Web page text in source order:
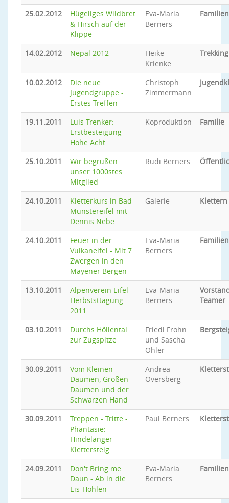
25.02.2012
Hügeliges Wildbret
& Hirsch auf der
Klippe
Eva-Maria
Berners
14.02.2012 Nepal 2012
Heike
Krienke
Trekking
10.02.2012
Die neue
Jugendgruppe -
Erstes Treffen
Christoph
Zimmermann
19.11.2011
Luis Trenker:
Erstbesteigung
Hohe Acht
Koproduktion Familie
25.10.2011
Wir begrüßen
unser 1000stes
Mitglied
Rudi Berners
24.10.2011
Kletterkurs in Bad
Münstereifel mit
Dennis Nebe
Galerie Klettern
24.10.2011
Feuer in der
Vulkaneifel - Mit 7
Zwergen in den
Mayener Bergen
Eva-Maria
Berners
13.10.2011
Alpenverein Eifel -
Herbststtagung
2011
Eva-Maria
Berners
Teamer
03.10.2011
Durchs Höllental
zur Zugspitze
Friedl Frohn
und Sascha
Ohler
30.09.2011
Vom Kleinen
Daumen, Großen
Daumen und der
Schwarzen Hand
Andrea
Oversberg
30.09.2011
Treppen - Tritte -
Phantasie:
Hindelanger
Klettersteig
Paul Berners
24.09.2011
Don't Bring me
Daun - Ab in die
Eis-Höhlen
Eva-Maria
Berners